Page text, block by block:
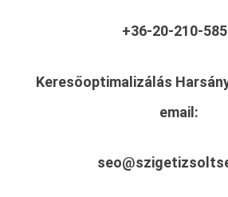
+36-20-210-
Keresőoptimalizálás
email: